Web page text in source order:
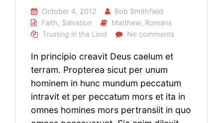
October 4, 2012
Bob Smithfield
Faith, Salvation Matthew, Romans
Trusting in the Lord
No comments
In principio creavit Deus caelum et
terram. Propterea sicut per unum
hominem in hunc mundum peccatum
intravit et per peccatum mors et ita in
omnes homines mors pertransiit in quo